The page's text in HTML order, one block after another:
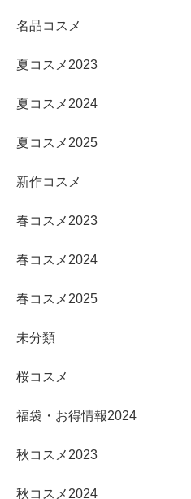
名品コスメ
夏コスメ2023
夏コスメ2024
夏コスメ2025
新作コスメ
春コスメ2023
春コスメ2024
春コスメ2025
未分類
桜コスメ
福袋・お得情報2024
秋コスメ2023
秋コスメ2024